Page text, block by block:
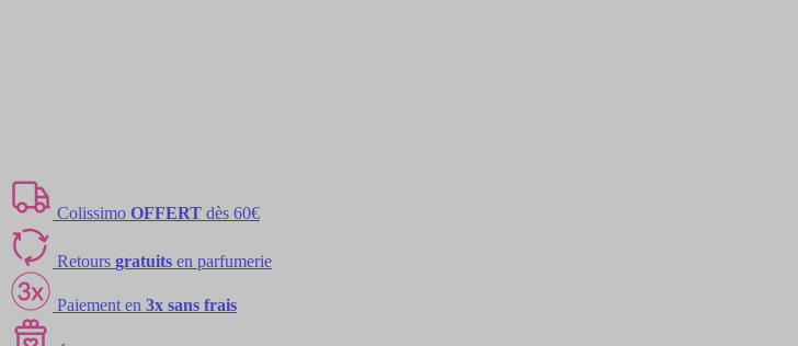
Colissimo OFFERT dès 60€
Retours gratuits en parfumerie
Paiement en 3x sans frais